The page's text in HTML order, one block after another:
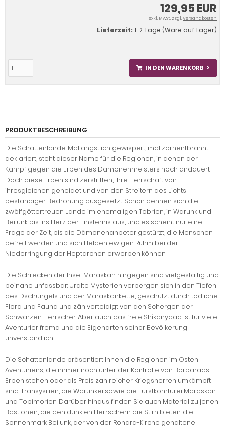
129,95 EUR
exkl. MwSt. zzgl.Versandkosten
Lieferzeit: 1-2 Tage (Ware auf Lager)
IN DEN WARENKORB
PRODUKTBESCHREIBUNG
Die Schattenlande: Mal ängstlich gewispert, mal zornentbrannt
deklariert, steht dieser Name für die Regionen, in denen der
Kampf gegen die Erben des Dämonenmeisters noch andauert.
Doch diese Erben sind zerstritten, ihre Herrschaft von
ihresgleichen geneidet und von den Streitern des Lichts
beständiger Bedrohung ausgesetzt. Schon dehnen sich die
zwölfgöttertreuen Lande im ehemaligen Tobrien, in Warunk und
Beilunk bis ins Herz der Finsternis aus, und es scheint nur eine
Frage der Zeit, bis die Dämonenanbeter gestürzt, die Menschen
befreit werden und sich Helden ewigen Ruhm bei der
Niederringung der Heptarchen erwerben können.
Die Schrecken der Insel Maraskan hingegen sind vielgestaltig und
beinahe unfassbar: Uralte Mysterien verbergen sich in den Tiefen
des Dschungels und der Maraskankette, geschützt durch tödliche
Flora und Fauna und zäh verteidigt von den Schergen der
Schwarzen Herrscher. Aber auch das freie Shîkanydad ist für viele
Aventurier fremd und die Eigenarten seiner Bevölkerung
unverständlich.
Die Schattenlande präsentiert Ihnen die Regionen im Osten
Aventuriens, die immer noch unter der Kontrolle von Borbarads
Erben stehen oder als Preis zahlreicher Kriegsherren umkämpft
sind: Transysilien, die Warunkei sowie die Fürstkomturei Maraskan
und Tobimorien. Darüber hinaus finden Sie auch Material zu jenen
Bastionen, die den dunklen Herrschern die Stirn bieten: die
Sonnenmark Beilunk, der von der Rondra-Kirche gehaltene